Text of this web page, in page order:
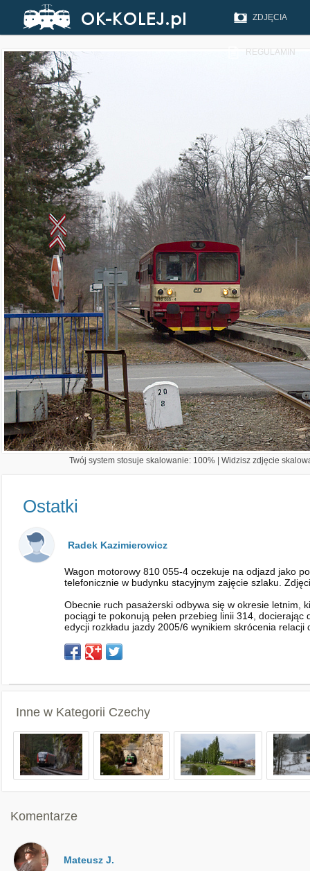
ZDJĘCIA
REGULAMIN
Twój system stosuje skalowanie: 100% | Widzisz zdjęcie
Ostatki
Radek Kazimierowicz
Wagon motorowy 810 055-4 oczekuje na odjazd jako
telefonicznie w budynku stacyjnym zajęcie szlaku.
Obecnie ruch pasażerski odbywa się w okresie letnim,
pociągi te pokonują pełen przebieg linii 314,
edycji rozkładu jazdy 2005/6 wynikiem skrócenia
Inne w Kategorii Czechy
Komentarze
Mateusz J.